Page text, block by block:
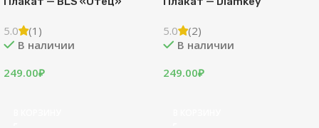
5.0
(1)
В наличии
249.00₽
5.0
(2)
В наличии
249.00₽